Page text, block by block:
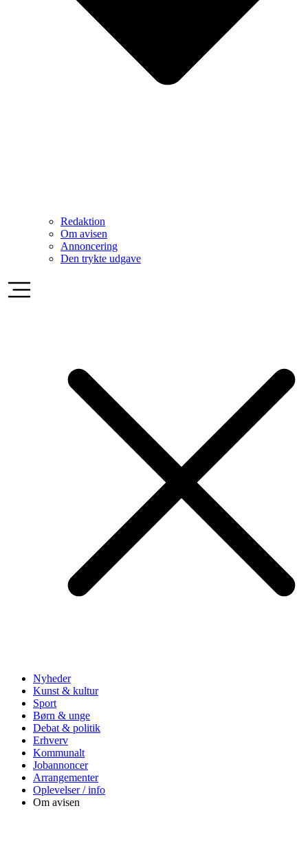
Redaktion
Om avisen
Annoncering
Den trykte udgave
Nyheder
Kunst & kultur
Sport
Børn & unge
Debat & politik
Erhverv
Kommunalt
Jobannoncer
Arrangementer
Oplevelser / info
Om avisen